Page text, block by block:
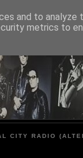
METAL
CITY RADIO
and to analyze
metrics to